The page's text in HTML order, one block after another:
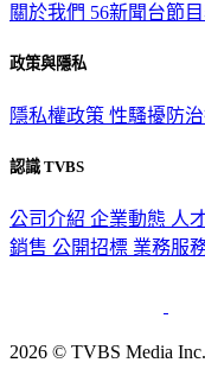
關於我們 56新聞台節
政策與隱私
隱私權政策 性騷擾防
認識 TVBS
公司介紹 企業動態 人
銷售 公開招標 業務服
2026 © TVBS Media